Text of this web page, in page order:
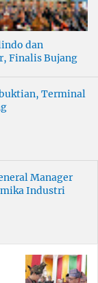
dan
Finalis Bujang
Terminal
Manager
Industri